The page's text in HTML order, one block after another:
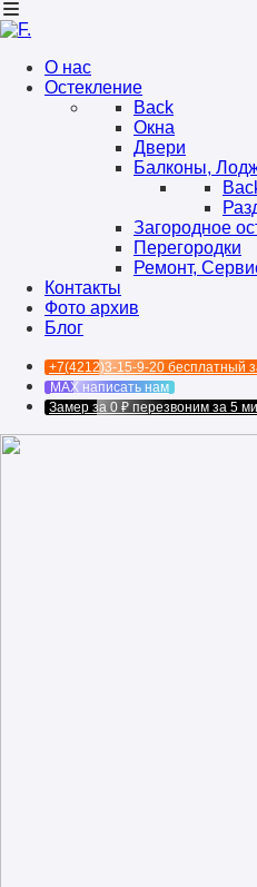
О нас
Остекление
Back
Окна
Двери
Балконы,
Загородное
Перегородки
Ремонт,
Контакты
Фото архив
Блог
+7(4212)3-15-9-20 бесплатный
MAX написать нам
Замер за 0 ₽ перезвоним за 5